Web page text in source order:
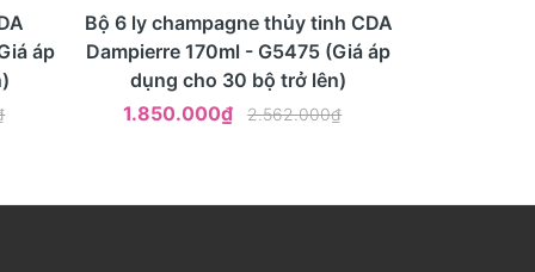
áp
- 28% Mua ngay Xem nhanh
Bộ 6 ly champagne thủy tinh CDA
Dampierre 170ml - G5475 (Giá áp
dụng cho 30 bộ trở lên)
1.850.000₫
2.562.000₫